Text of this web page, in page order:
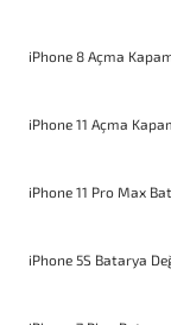
iPhone 8 Açma
iPhone 11 Açma
iPhone 11 Pro Max
iPhone 5S Batarya